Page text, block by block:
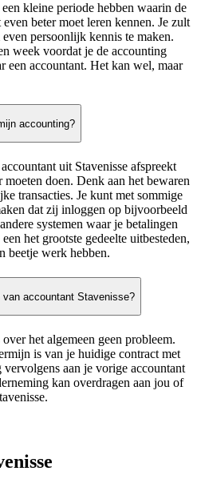
kleine periode hebben waarin de
beter moet leren kennen. Je zult
persoonlijk kennis te maken.
week voordat je de accounting
een accountant. Het kan wel, maar
accounting?
uit Stavenisse afspreekt
doen. Denk aan het bewaren
transacties. Je kunt met sommige
dat zij inloggen op bijvoorbeeld
systemen waar je betalingen
het grootste gedeelte uitbesteden,
beetje werk hebben.
accountant Stavenisse?
het algemeen geen probleem.
is van je huidige contract met
vervolgens aan je vorige accountant
kan overdragen aan jou of